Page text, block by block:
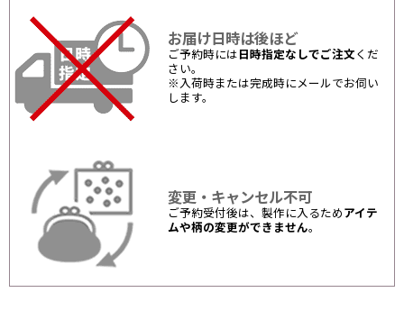
お届け日時は後ほど
ご予約時には 日時指定なしでご注文 くだ
さい。
※入荷時または完成時にメールでお伺い
します。
変更・キャンセル不可
ご予約受付後は、製作に入るため アイテ
ムや柄の変更ができません。